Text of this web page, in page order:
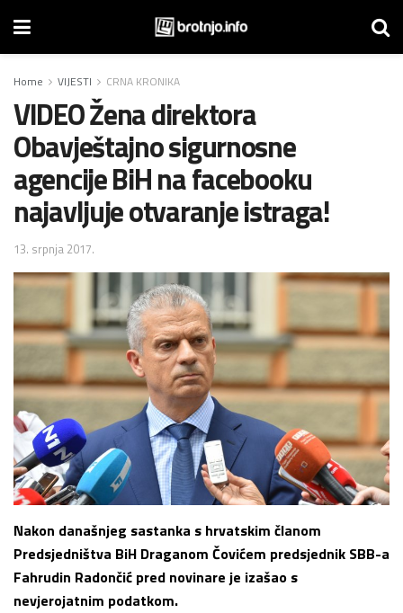
Home VIJESTI CRNA KRONIKA
VIDEO Žena direktora
Obavještajno sigurnosne
agencije BiH na facebooku
najavljuje otvaranje istraga!
13. srpnja 2017.
Nakon današnjeg sastanka s hrvatskim članom
Predsjedništva BiH Draganom Čovićem predsjednik SBB-a
Fahrudin Radončić pred novinare je izašao s
nevjerojatnim podatkom.